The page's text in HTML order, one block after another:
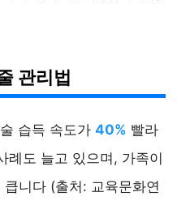
관리법
습득 속도가 40% 빨라
례도 늘고 있으며, 가족이
니다 (출처: 교육문화연